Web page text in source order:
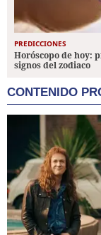
PREDICCIONES
Horóscopo de hoy:
signos del zodiaco
CONTENIDO